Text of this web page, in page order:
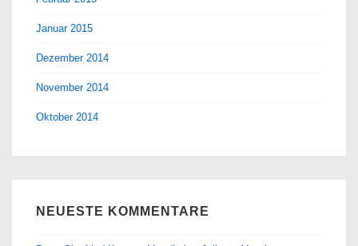
Januar 2015
Dezember 2014
November 2014
Oktober 2014
NEUESTE KOMMENTARE